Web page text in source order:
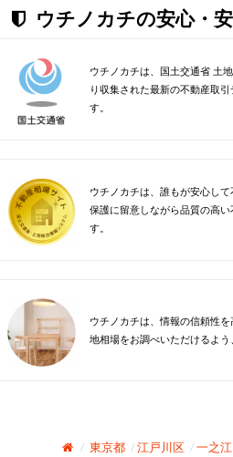
ウチノカチの安心・
ウチノカチは、国土交通省 土
り収集された最新の不動産取
す。
ウチノカチは、誰もが安心し
保護に留意しながら品質の高
す。
ウチノカチは、情報の信頼性
地相場をお調べいただけるよう
東京都 江戸川区 一之江